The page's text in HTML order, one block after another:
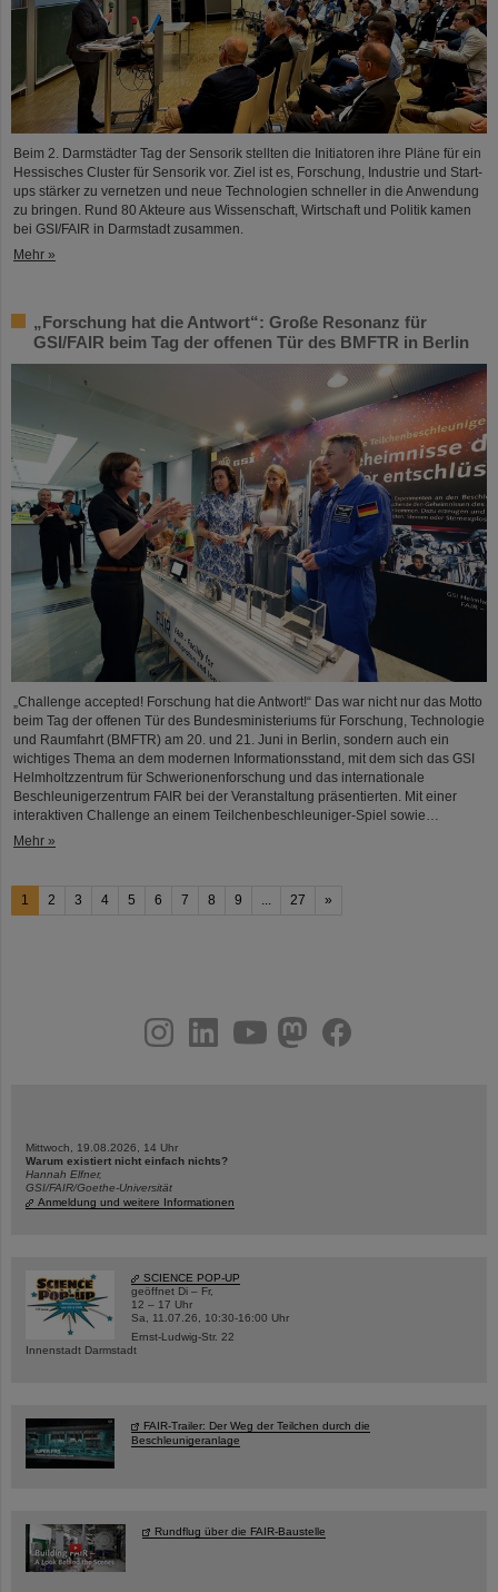
Beim 2. Darmstädter Tag der Sensorik stellten die Initiatoren ihre Pläne für ein
Hessisches Cluster für Sensorik vor. Ziel ist es, Forschung, Industrie und Start-
ups stärker zu vernetzen und neue Technologien schneller in die Anwendung
zu bringen. Rund 80 Akteure aus Wissenschaft, Wirtschaft und Politik kamen
bei GSI/FAIR in Darmstadt zusammen.
Mehr »
„Forschung hat die Antwort“: Große Resonanz für
GSI/FAIR beim Tag der offenen Tür des BMFTR in Berlin
„Challenge accepted! Forschung hat die Antwort!“ Das war nicht nur das Motto
beim Tag der offenen Tür des Bundesministeriums für Forschung, Technologie
und Raumfahrt (BMFTR) am 20. und 21. Juni in Berlin, sondern auch ein
wichtiges Thema an dem modernen Informationsstand, mit dem sich das GSI
Helmholtzzentrum für Schwerionenforschung und das internationale
Beschleunigerzentrum FAIR bei der Veranstaltung präsentierten. Mit einer
interaktiven Challenge an einem Teilchenbeschleuniger-Spiel sowie…
Mehr »
1 2 3 4 5 6 7 8 9 27 »
youtubehelmholtz.socialfacebook
Mittwoch, 19.08.2026, 14 Uhr
Warum existiert nicht einfach nichts?
Hannah Elfner,
GSI/FAIR/Goethe-Universität
Anmeldung und weitere Informationen
SCIENCE POP-UP
geöffnet Di – Fr,
12 – 17 Uhr
Sa, 11.07.26, 10:30-16:00 Uhr
Ernst-Ludwig-Str. 22
Innenstadt Darmstadt
FAIR-Trailer: Der Weg der Teilchen durch die
Beschleunigeranlage
Rundflug über die FAIR-Baustelle